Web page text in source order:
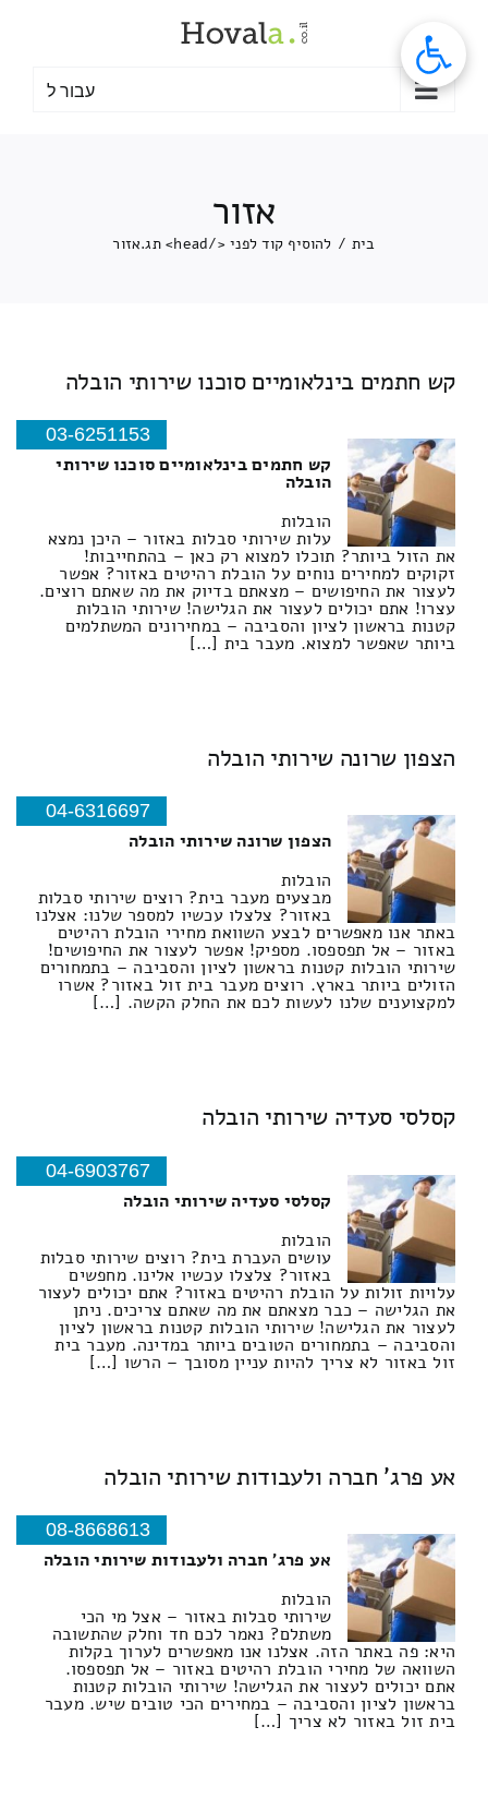
עבור ל
אזור
בית / להוסיף קוד לפני </head> תג. אזור
קש חתמים בינלאומיים סוכנו שירותי הובלה
03-6251153
קש חתמים בינלאומיים סוכנו שירותי
הובלה
הובלות
עלות שירותי סבלות באזור – היכן נמצא
את הזול ביותר? תוכלו למצוא רק כאן – בהתחייבות!
זקוקים למחירים נוחים על הובלת רהיטים באזור? אפשר
לעצור את החיפושים – מצאתם בדיוק את מה שאתם רוצים.
עצרו! אתם יכולים לעצור את הגלישה! שירותי הובלות
קטנות בראשון לציון והסביבה – במחירונים המשתלמים
ביותר שאפשר למצוא. מעבר בית […]
הצפון שרונה שירותי הובלה
04-6316697
הצפון שרונה שירותי הובלה
הובלות
מבצעים מעבר בית? רוצים שירותי סבלות
באזור? צלצלו עכשיו למספר שלנו: אצלנו
באתר אנו מאפשרים לבצע השוואת מחירי הובלת רהיטים
באזור – אל תפספסו. מספיק! אפשר לעצור את החיפושים!
שירותי הובלות קטנות בראשון לציון והסביבה – בתמחורים
הזולים ביותר בארץ. רוצים מעבר בית זול באזור? אשרו
למקצוענים שלנו לעשות לכם את החלק הקשה. […]
קסלסי סעדיה שירותי הובלה
04-6903767
קסלסי סעדיה שירותי הובלה
הובלות
עושים העברת בית? רוצים שירותי סבלות
באזור? צלצלו עכשיו אלינו. מחפשים
עלויות זולות על הובלת רהיטים באזור? אתם יכולים לעצור
את הגלישה – כבר מצאתם את מה שאתם צריכים. ניתן
לעצור את הגלישה! שירותי הובלות קטנות בראשון לציון
והסביבה – בתמחורים הטובים ביותר במדינה. מעבר בית
זול באזור לא צריך להיות עניין מסובך – הרשו […]
אע פרג' חברה ולעבודות שירותי הובלה
08-8668613
אע פרג' חברה ולעבודות שירותי הובלה
הובלות
שירותי סבלות באזור – אצל מי הכי
משתלם? נאמר לכם חד וחלק שהתשובה
היא: פה באתר הזה. אצלנו אנו מאפשרים לערוך בקלות
השוואה של מחירי הובלת רהיטים באזור – אל תפספסו.
אתם יכולים לעצור את הגלישה! שירותי הובלות קטנות
בראשון לציון והסביבה – במחירים הכי טובים שיש. מעבר
בית זול באזור לא צריך […]